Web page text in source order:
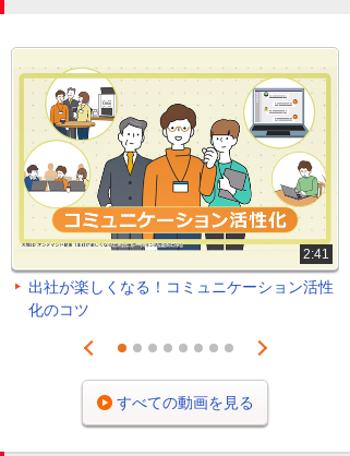
2:41
出社が楽しくなる！コミュニケーション活性
化のコツ
Prev
1 2 3 4 5 6 7 8
Next
すべての動画を見る